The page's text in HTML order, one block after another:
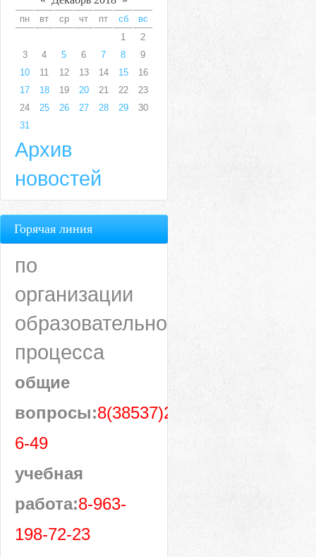
пн вт ср чт пт сб
вс
1
2
3
4 5 6 7 8
9
10
11 12 13 14 15
16
17
18 19 20 21 22
23
24
25 26 27 28 29
30
31
Архив
новостей
Горячая линия
по
организации
образовательного
процесса
общие
вопросы:8(38537)28-
6-49
учебная
работа:8-963-
198-72-23